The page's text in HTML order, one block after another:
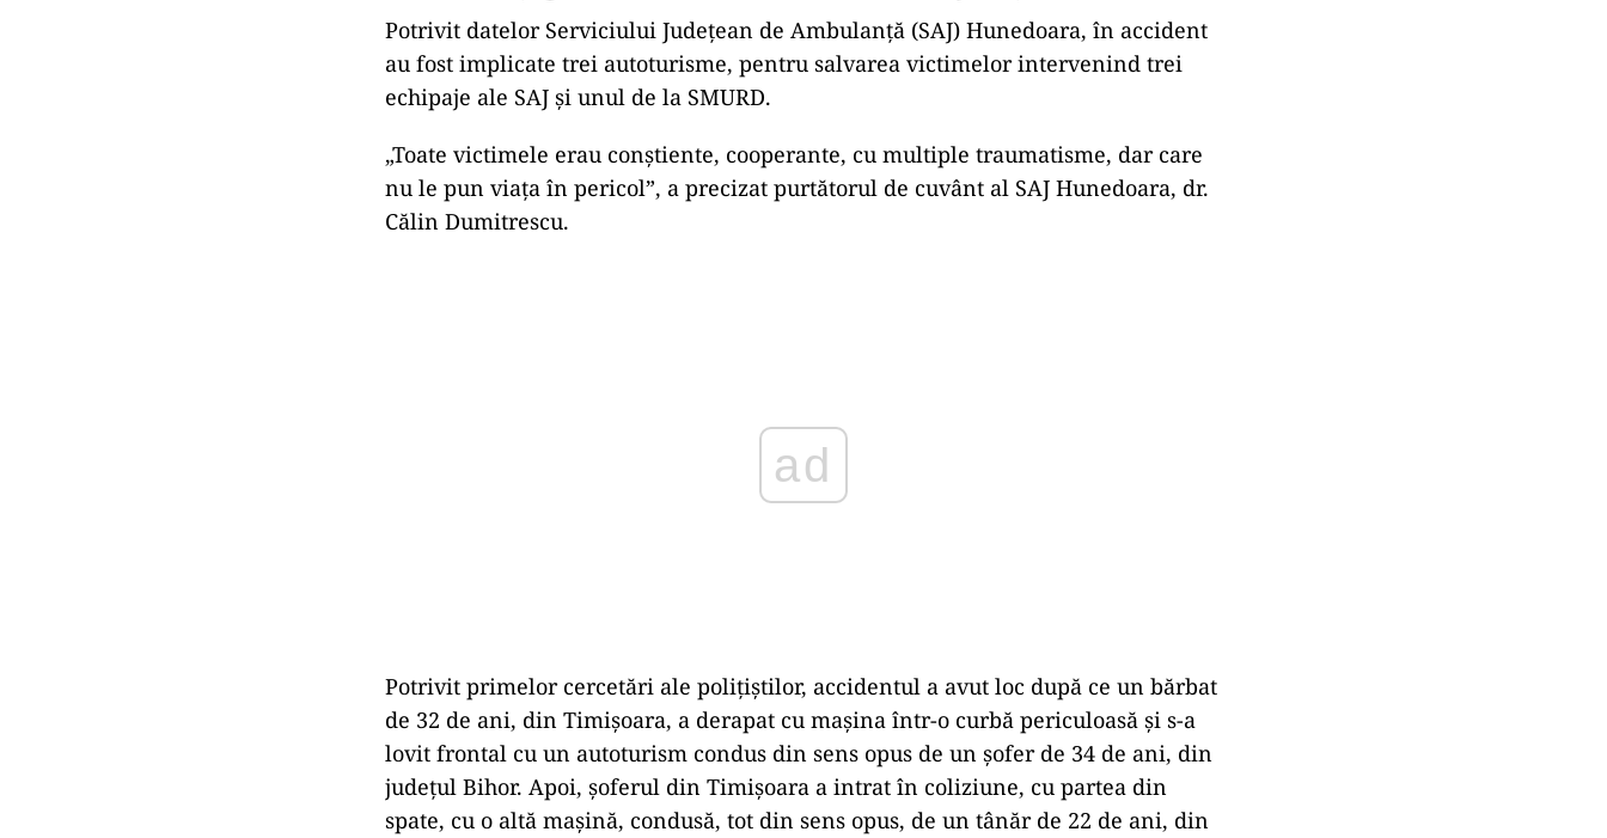
Potrivit datelor Serviciului Judeţean de Ambulanţă (SAJ) Hunedoara, în accident
au fost implicate trei autoturisme, pentru salvarea victimelor intervenind trei
echipaje ale SAJ şi unul de la SMURD.
„Toate victimele erau conştiente, cooperante, cu multiple traumatisme, dar care
nu le pun viaţa în pericol”, a precizat purtătorul de cuvânt al SAJ Hunedoara, dr.
Călin Dumitrescu.
ad
Potrivit primelor cercetări ale poliţiştilor, accidentul a avut loc după ce un bărbat
de 32 de ani, din Timişoara, a derapat cu maşina într-o curbă periculoasă şi s-a
lovit frontal cu un autoturism condus din sens opus de un şofer de 34 de ani, din
judeţul Bihor. Apoi, şoferul din Timişoara a intrat în coliziune, cu partea din
spate, cu o altă maşină, condusă, tot din sens opus, de un tânăr de 22 de ani, din